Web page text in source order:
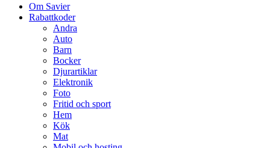
Om Savier
Rabattkoder
Andra
Auto
Barn
Bocker
Djurartiklar
Elektronik
Foto
Fritid och sport
Hem
Kök
Mat